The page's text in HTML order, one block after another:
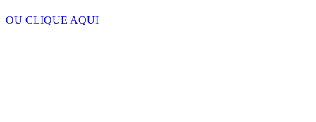
OU CLIQUE AQUI